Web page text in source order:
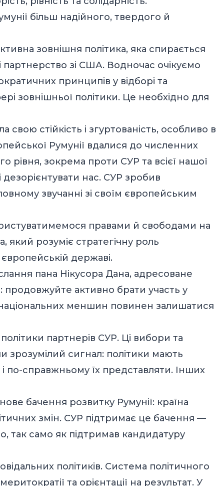
більш надійного, твердого й
зовнішня політика, яка спирається
і партнерство зі США. Водночас очікуємо
принципів у відборі та
зовнішньої політики. Це необхідно для
свою стійкість і згуртованість, особливо в
Румунії вдалися до численних
рівня, зокрема проти СУР та всієї нашої
нас. СУР зробив
звучанні зі своїм європейським
правами й свободами на
розуміє стратегічну роль
державі.
пана Нікусора Дана, адресоване
активно брати участь у
меншин повинен залишатися
партнерів СУР. Ці вибори та
зрозумілий сигнал: політики мають
по-справжньому їх представляти. Інших
бачення розвитку Румунії: країна
змін. СУР підтримає це бачення —
так само як підтримав кандидатуру
політиків. Система політичного
та орієнтації на результат. У